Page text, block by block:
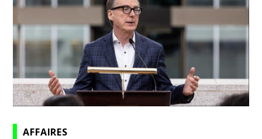
AFFAIRES